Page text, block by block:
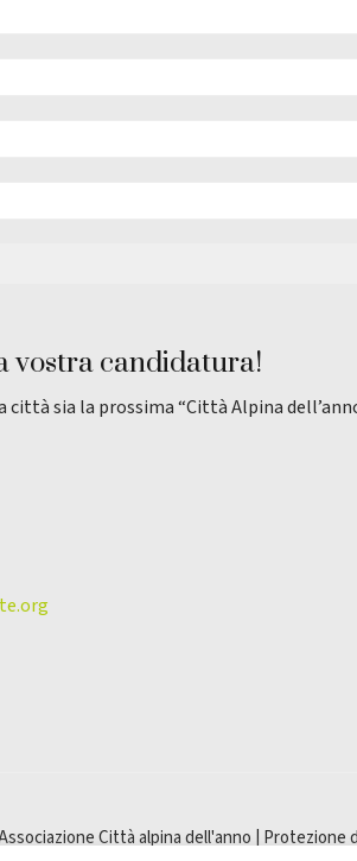
vostra candidatura!
città sia la prossima “Città Alpina
Città alpina dell'anno | Protezione